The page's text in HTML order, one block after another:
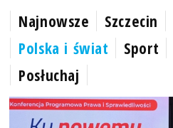
Najnowsze Szczecin
Polska i świat
Sport
Posłuchaj